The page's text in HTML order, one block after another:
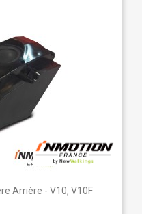
Arrière - V10, V10F